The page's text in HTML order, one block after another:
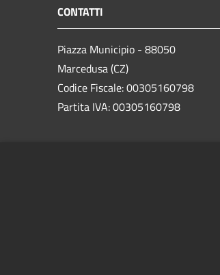
CONTATTI
Piazza Municipio - 88050
Marcedusa (CZ)
Codice Fiscale: 00305160798
Partita IVA: 00305160798